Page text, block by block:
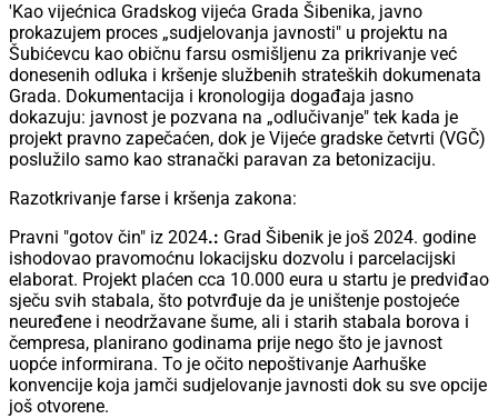
'Kao vijećnica Gradskog vijeća Grada Šibenika, javno
prokazujem proces „sudjelovanja javnosti" u projektu na
Šubićevcu kao običnu farsu osmišljenu za prikrivanje već
donesenih odluka i kršenje službenih strateških dokumenata
Grada. Dokumentacija i kronologija događaja jasno
dokazuju: javnost je pozvana na „odlučivanje" tek kada je
projekt pravno zapečaćen, dok je Vijeće gradske četvrti (VGČ)
poslužilo samo kao stranački paravan za betonizaciju.
Razotkrivanje farse i kršenja zakona:
Pravni "gotov čin" iz 2024.: Grad Šibenik je još 2024. godine
ishodovao pravomoćnu lokacijsku dozvolu i parcelacijski
elaborat. Projekt plaćen cca 10.000 eura u startu je predviđao
sječu svih stabala, što potvrđuje da je uništenje postojeće
neuređene i neodržavane šume, ali i starih stabala borova i
čempresa, planirano godinama prije nego što je javnost
uopće informirana. To je očito nepoštivanje Aarhuške
konvencije koja jamči sudjelovanje javnosti dok su sve opcije
još otvorene.